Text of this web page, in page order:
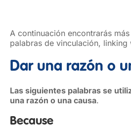
A continuación encontrarás
palabras de vinculación, linking
Dar una razón o
Las siguientes palabras se
una razón o una causa.
Because